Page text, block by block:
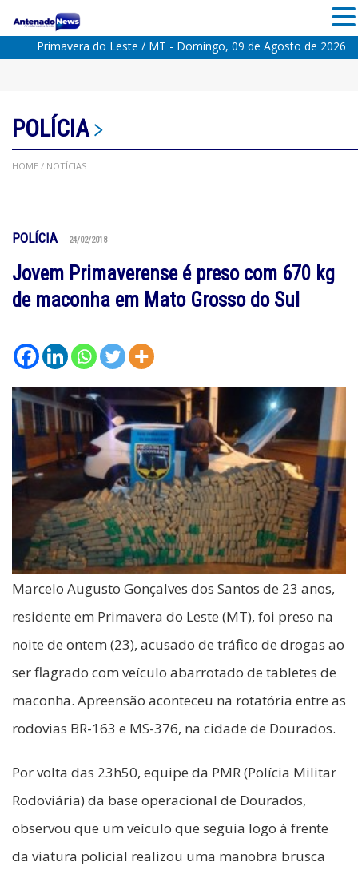
Primavera do Leste / MT - Domingo, 09 de Agosto de 2026
POLÍCIA
HOME / NOTÍCIAS
POLÍCIA 24/02/2018
Jovem Primaverense é preso com 670 kg
de maconha em Mato Grosso do Sul
Marcelo Augusto Gonçalves dos Santos de 23 anos,
residente em Primavera do Leste (MT), foi preso na
noite de ontem (23), acusado de tráfico de drogas ao
ser flagrado com veículo abarrotado de tabletes de
maconha. Apreensão aconteceu na rotatória entre as
rodovias BR-163 e MS-376, na cidade de Dourados.
Por volta das 23h50, equipe da PMR (Polícia Militar
Rodoviária) da base operacional de Dourados,
observou que um veículo que seguia logo à frente
da viatura policial realizou uma manobra brusca